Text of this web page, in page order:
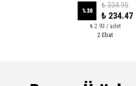
%30
₺ 334.95
₺ 234.47
₺ 2.93 / adet
2 Ebat